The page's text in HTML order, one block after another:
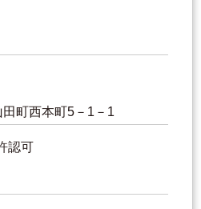
町西本町5－1－1
認可